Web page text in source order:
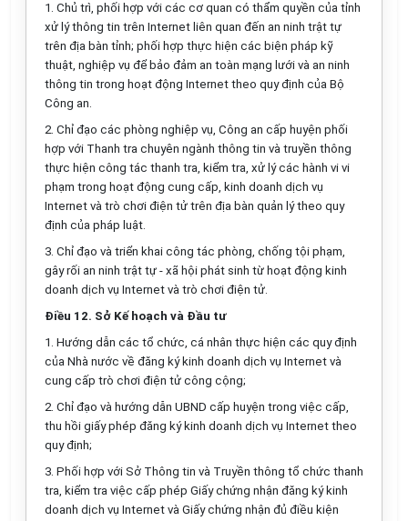
1. Chủ trì, phối hợp với các cơ quan có thẩm quyền của tỉnh
xử lý thông tin trên Internet liên quan đến an ninh trật tự
trên địa bàn tỉnh; phối hợp thực hiện các biện pháp kỹ
thuật, nghiệp vụ để bảo đảm an toàn mạng lưới và an ninh
thông tin trong hoạt động Internet theo quy định của Bộ
Công an.
2. Chỉ đạo các phòng nghiệp vụ, Công an cấp huyện phối
hợp với Thanh tra chuyên ngành thông tin và truyền thông
thực hiện công tác thanh tra, kiểm tra, xử lý các hành vi vi
phạm trong hoạt động cung cấp, kinh doanh dịch vụ
Internet và trò chơi điện tử trên địa bàn quản lý theo quy
định của pháp luật.
3. Chỉ đạo và triển khai công tác phòng, chống tội phạm,
gây rối an ninh trật tự - xã hội phát sinh từ hoạt động kinh
doanh dịch vụ Internet và trò chơi điện tử.
Điều 12. Sở Kế hoạch và Đầu tư
1. Hướng dẫn các tổ chức, cá nhân thực hiện các quy định
của Nhà nước về đăng ký kinh doanh dịch vụ Internet và
cung cấp trò chơi điện tử công cộng;
2. Chỉ đạo và hướng dẫn UBND cấp huyện trong việc cấp,
thu hồi giấy phép đăng ký kinh doanh dịch vụ Internet theo
quy định;
3. Phối hợp với Sở Thông tin và Truyền thông tổ chức thanh
tra, kiểm tra việc cấp phép Giấy chứng nhận đăng ký kinh
doanh dịch vụ Internet và Giấy chứng nhận đủ điều kiện